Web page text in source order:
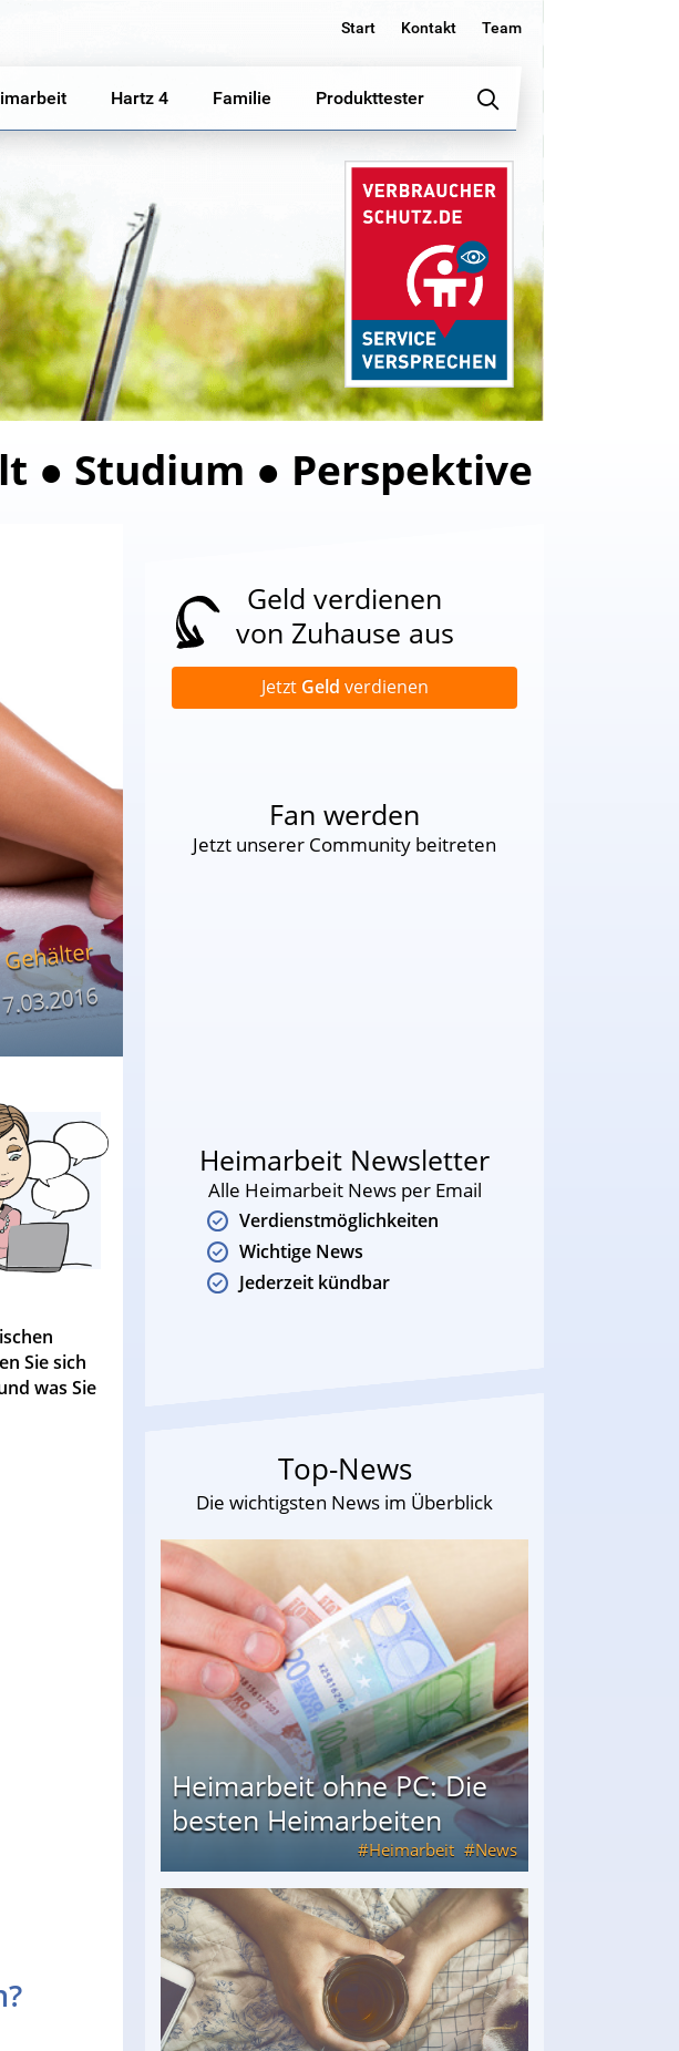
Start Kontakt Team
Hartz 4 Familie Produkttester
● Studium ● Perspektive
Gehälter
Sie sich
was Sie
Geld verdienen
von Zuhause aus
Jetzt Geld verdienen
Fan werden
Jetzt unserer Community beitreten
Heimarbeit Newsletter
Alle Heimarbeit News per Email
Verdienstmöglichkeiten
Wichtige News
Jederzeit kündbar
Top-News
Die wichtigsten News im Überblick
Heimarbeit ohne PC: Die
besten Heimarbeiten
Heimarbeit News
besten Heimarbeiten